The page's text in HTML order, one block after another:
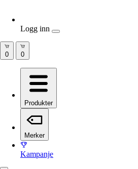
Produkter
Merker
Kampanje